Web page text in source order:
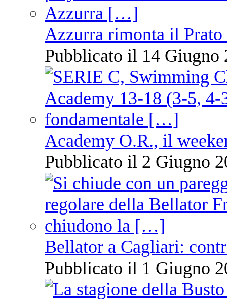
Azzurra rimonta il Prato
Pubblicato il 14 Giugno
Academy O.R., il
Pubblicato il 2 Giugno
Bellator a Cagliari:
Pubblicato il 1 Giugno